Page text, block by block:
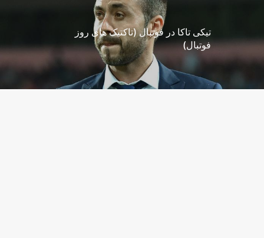
تیکی تاکا در فوتبال (تاکتیک های روز
فوتبال)